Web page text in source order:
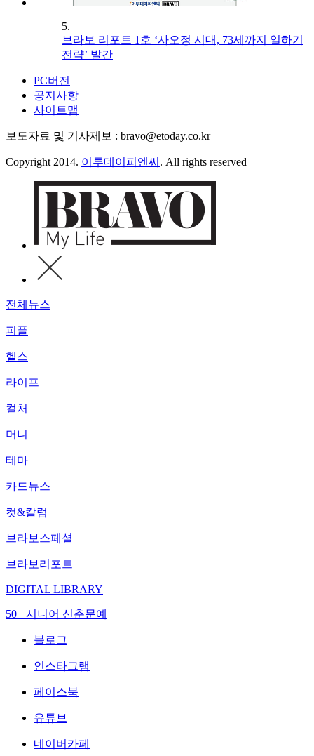
5.
브라보 리포트 1호 ‘사오정 시대, 73세까지 일하기
전략’ 발간
PC버전
공지사항
사이트맵
보도자료 및 기사제보 : bravo@etoday.co.kr
Copyright 2014. 이투데이피엔씨 . All rights reserved
전체뉴스
피플
헬스
라이프
컬처
머니
테마
카드뉴스
컷&칼럼
브라보스페셜
브라보리포트
DIGITAL LIBRARY
50+ 시니어 신춘문예
블로그
인스타그램
페이스북
유튜브
네이버카페